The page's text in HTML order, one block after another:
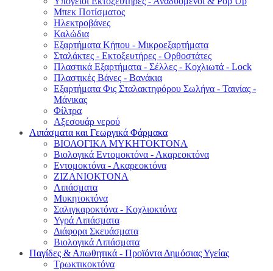
Μπεκ Ποτίσματος
Ηλεκτροβάνες
Καλώδια
Εξαρτήματα Κήπου - Μικροεξαρτήματα
Σταλάκτες - Εκτοξευτήρες - Ορθοστάτες
Πλαστικά Εξαρτήματα - Σέλλες - Κοχλιωτά - Lock
Πλαστικές Βάνες - Βανάκια
Εξαρτήματα Φις Σταλακτηφόρου Σωλήνα - Ταινίας -
Μάνικας
Φίλτρα
Αξεσουάρ νερού
Λιπάσματα και Γεωργικά Φάρμακα
ΒΙΟΛΟΓΙΚΑ ΜΥΚΗΤΟΚΤΟΝΑ
Βιολογικά Εντομοκτόνα - Ακαρεοκτόνα
Εντομοκτόνα - Ακαρεοκτόνα
ΖΙΖΑΝΙΟΚΤΟΝΑ
Λιπάσματα
Μυκητοκτόνα
Σαλιγκαροκτόνα - Κοχλιοκτόνα
Υγρά Λιπάσματα
Διάφορα Σκευάσματα
Βιολογικά Λιπάσματα
Παγίδες & Απωθητικά - Προϊόντα Δημόσιας Υγείας
Τρωκτικοκτόνα